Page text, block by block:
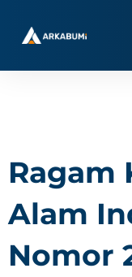
content
Ragam
Alam
Nomor